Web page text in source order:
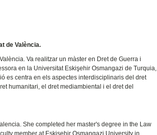
de València.
Va realitzar un màster en Dret de Guerra i
en la Universitat Eskişehir Osmangazi de Turquia,
es centra en els aspectes interdisciplinaris del dret
humanitari, el dret mediambiental i el dret del
She completed her master's degree in the Law
member at Eskişehir Osmangazi University in